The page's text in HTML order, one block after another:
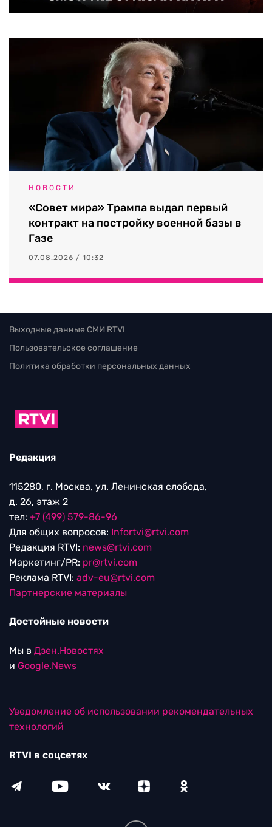
НОВОСТИ
«Совет мира» Трампа выдал первый
контракт на постройку военной базы в
Газе
07.08.2026 / 10:32
Выходные данные СМИ RTVI
Пользовательское соглашение
Политика обработки персональных данных
Редакция
115280, г. Москва, ул. Ленинская слобода,
д. 26, этаж 2
тел: +7 (499) 579-86-96
Для общих вопросов: Infortvi@rtvi.com
Редакция RTVI: news@rtvi.com
Маркетинг/PR: pr@rtvi.com
Реклама RTVI: adv-eu@rtvi.com
Партнерские материалы
Достойные новости
Мы в Дзен.Новостях
и Google.News
Уведомление об использовании рекомендательных
технологий
RTVI в соцсетях